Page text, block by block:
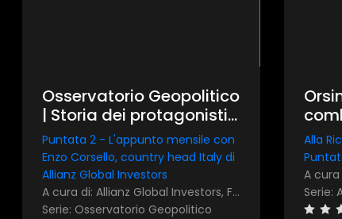
Osservatorio Geopolitico
| Storia dei protagonisti
degli scenari globali
Puntata 2 - L'appunto mensile con
Enzo Corsello, country head Italy di
Allianz Global Investors
A cura di: Allianz Global Investors, FocusRisparmio
Serie: Osservatorio Geopolitico
tutte
Alla